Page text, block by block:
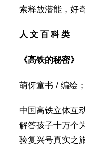
索释放潜能，好
人 文 百 科 类
《高铁的秘密》
萌伢童书 / 编绘
中国高铁立体互
解答孩子十万个
验复兴号真实之旅